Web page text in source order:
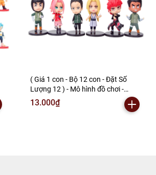
( Giá 1 con - Bộ 12 con - Đặt Số
Lượng 12 ) - Mô hình đồ chơi -
combo12 nhân vật Ninja ( no brand
) Sakura Gaara Shikamaru Itachi
13.000₫